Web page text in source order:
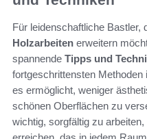
Für leidenschaftliche Bastler,
Holzarbeiten erweitern
spannende Tipps und
fortgeschrittensten
es ermöglicht, weniger
schönen Oberflächen zu
wichtig, sorgfältig zu